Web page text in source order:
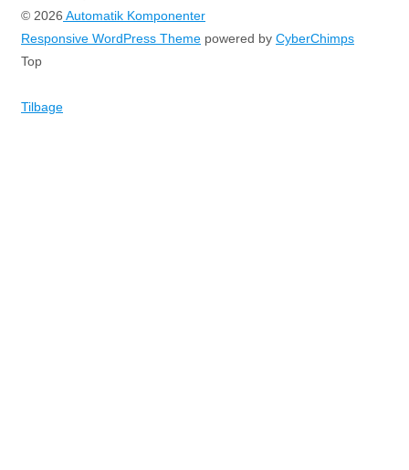
© 2026 Automatik Komponenter
Responsive WordPress Theme powered by CyberChimps
Top
Tilbage